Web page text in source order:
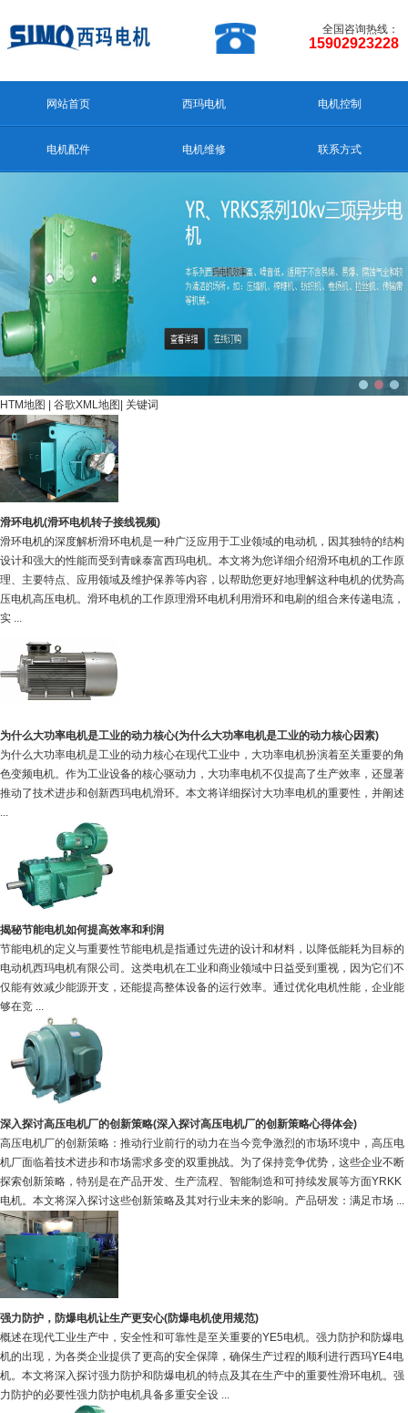
全国咨询热线：
15902923228
网站首页 西玛电机 电机控制
电机配件 电机维修 联系方式
HTM地图 谷歌XML地图 关键词
滑环电机(滑环电机转子接线视频)
滑环电机的深度解析滑环电机是一种广泛应用于工业领域的电动机，因其独特的结构
设计和强大的性能而受到青睐泰富西玛电机。本文将为您详细介绍滑环电机的工作原
理、主要特点、应用领域及维护保养等内容，以帮助您更好地理解这种电机的优势高
压电机高压电机。滑环电机的工作原理滑环电机利用滑环和电刷的组合来传递电流，
实 ...
为什么大功率电机是工业的动力核心(为什么大功率电机是工业的动力核心因素)
为什么大功率电机是工业的动力核心在现代工业中，大功率电机扮演着至关重要的角
色变频电机。作为工业设备的核心驱动力，大功率电机不仅提高了生产效率，还显著
推动了技术进步和创新西玛电机滑环。本文将详细探讨大功率电机的重要性，并阐述
...
揭秘节能电机如何提高效率和利润
节能电机的定义与重要性节能电机是指通过先进的设计和材料，以降低能耗为目标的
电动机西玛电机有限公司。这类电机在工业和商业领域中日益受到重视，因为它们不
仅能有效减少能源开支，还能提高整体设备的运行效率。通过优化电机性能，企业能
够在竞 ...
深入探讨高压电机厂的创新策略(深入探讨高压电机厂的创新策略心得体会)
高压电机厂的创新策略：推动行业前行的动力在当今竞争激烈的市场环境中，高压电
机厂面临着技术进步和市场需求多变的双重挑战。为了保持竞争优势，这些企业不断
探索创新策略，特别是在产品开发、生产流程、智能制造和可持续发展等方面YRKK
电机。本文将深入探讨这些创新策略及其对行业未来的影响。产品研发：满足市场 ...
强力防护，防爆电机让生产更安心(防爆电机使用规范)
概述在现代工业生产中，安全性和可靠性是至关重要的YE5电机。强力防护和防爆电
机的出现，为各类企业提供了更高的安全保障，确保生产过程的顺利进行西玛YE4电
机。本文将深入探讨强力防护和防爆电机的特点及其在生产中的重要性滑环电机。强
力防护的必要性强力防护电机具备多重安全设 ...